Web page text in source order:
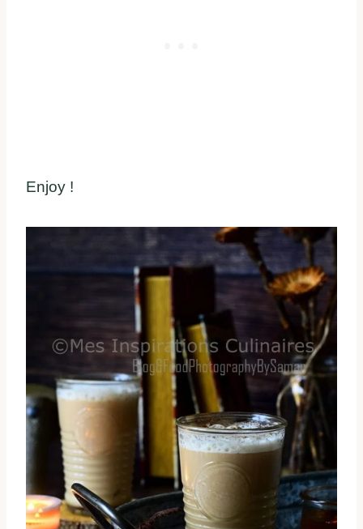
Enjoy !